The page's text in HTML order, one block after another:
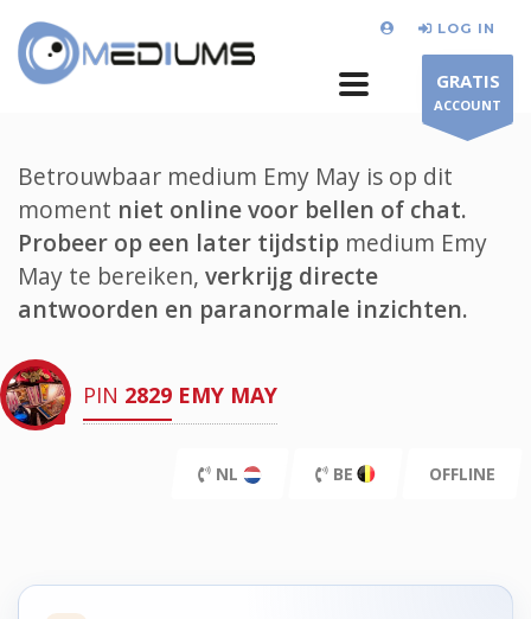
LOG IN
GRATIS
ACCOUNT
Betrouwbaar medium Emy May is op dit
moment niet online voor bellen of chat.
Probeer op een later tijdstip medium Emy
May te bereiken, verkrijg directe
antwoorden en paranormale inzichten.
PIN 2829 EMY MAY
NL BE OFFLINE